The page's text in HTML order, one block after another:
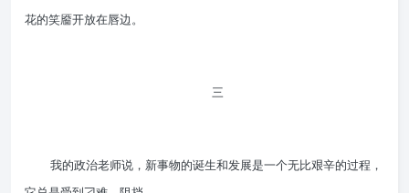
花的笑靥开放在唇边。
三
我的政治老师说，新事物的诞生和发展是一个无比艰辛的过程，